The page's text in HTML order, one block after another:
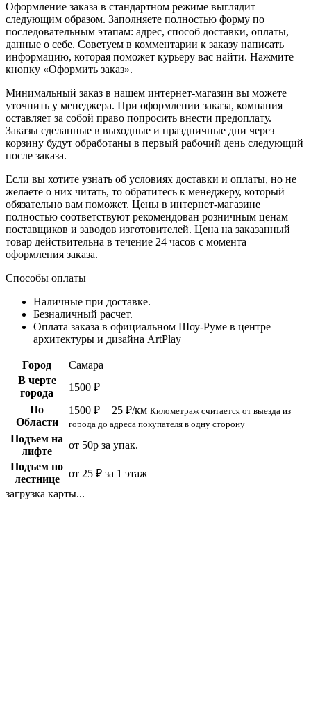
Оформление заказа в стандартном режиме выглядит
следующим образом. Заполняете полностью форму по
последовательным этапам: адрес, способ доставки, оплаты,
данные о себе. Советуем в комментарии к заказу написать
информацию, которая поможет курьеру вас найти. Нажмите
кнопку «Оформить заказ».
Минимальный заказ в нашем интернет-магазин вы можете
уточнить у менеджера. При оформлении заказа, компания
оставляет за собой право попросить внести предоплату.
Заказы сделанные в выходные и праздничные дни через
корзину будут обработаны в первый рабочий день следующий
после заказа.
Если вы хотите узнать об условиях доставки и оплаты, но не
желаете о них читать, то обратитесь к менеджеру, который
обязательно вам поможет. Цены в интернет-магазине
полностью соответствуют рекомендован розничным ценам
поставщиков и заводов изготовителей. Цена на заказанный
товар действительна в течение 24 часов с момента
оформления заказа.
Способы оплаты
Наличные при доставке.
Безналичный расчет.
Оплата заказа в официальном Шоу-Руме в центре
архитектуры и дизайна ArtPlay
Город
Самара
В черте
города
1500 ₽
По
Области
1500 ₽ + 25 ₽/км Километраж считается от выезда из
города до адреса покупателя в одну сторону
Подъем на
лифте
от 50р за упак.
Подъем по
лестнице
от 25 ₽ за 1 этаж
загрузка карты...